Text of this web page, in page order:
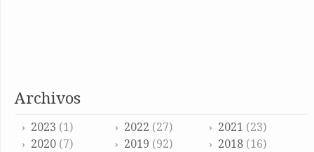
archivos
2023 (1) 2022 (27) 2021 (23)
2020 (7) 2019 (92) 2018(16)